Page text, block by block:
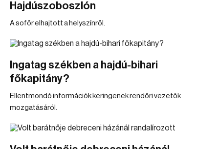
Hajdúszoboszlón
A sofőr elhajtott a helyszínről.
Ingatag székben a hajdú-bihari
főkapitány?
Ellentmondó információk keringenek rendőri vezetők
mozgatásáról.